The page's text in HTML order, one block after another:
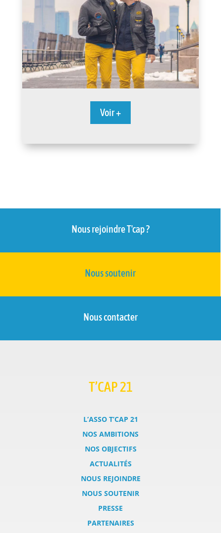
Voir +
Nous rejoindre T'cap ?
Nous soutenir
Nous contacter
T’CAP 21
L’ASSO T’CAP 21
NOS AMBITIONS
NOS OBJECTIFS
ACTUALITÉS
NOUS REJOINDRE
NOUS SOUTENIR
PRESSE
PARTENAIRES